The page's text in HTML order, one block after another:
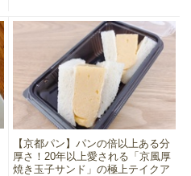
【京都パン】パンの倍以上ある分
厚さ！20年以上愛される「京風厚
焼き玉子サンド」の極上テイクア